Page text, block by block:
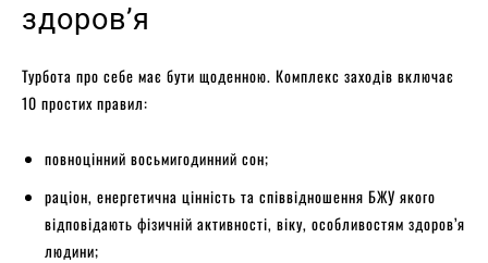
здоров’я
Турбота про себе має бути щоденною. Комплекс заходів включає
10 простих правил:
повноцінний восьмигодинний сон;
раціон, енергетична цінність та співвідношення БЖУ якого
відповідають фізичній активності, віку, особливостям здоров’я
людини;